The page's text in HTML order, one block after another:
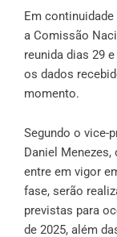
Em
a Comissão
reunida dias 29
os dados
momento.
Segundo o vice-
Daniel
entre em vigor
fase, serão
previstas para
de 2025, além